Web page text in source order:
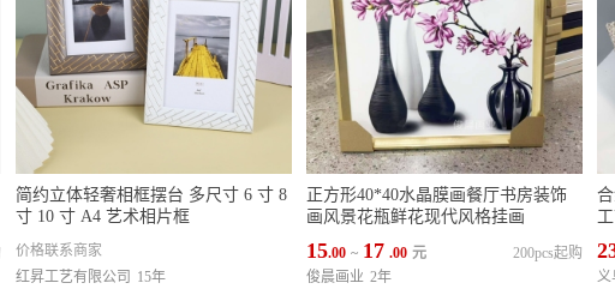
简约立体轻奢相框摆台 多尺寸 6 寸 8
寸 10 寸 A4 艺术相片框
价格联系商家
红昇工艺有限公司
15年
正方形40*40水晶膜画餐厅书房装饰
画风景花瓶鲜花现代风格挂画
15.00 ~ 17 .00 元
200pcs起购
俊晨画业 2年
义